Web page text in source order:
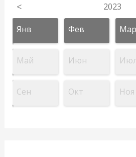
< 2023
Янв Фев Мар
Май Июн
Сен Окт Ноя